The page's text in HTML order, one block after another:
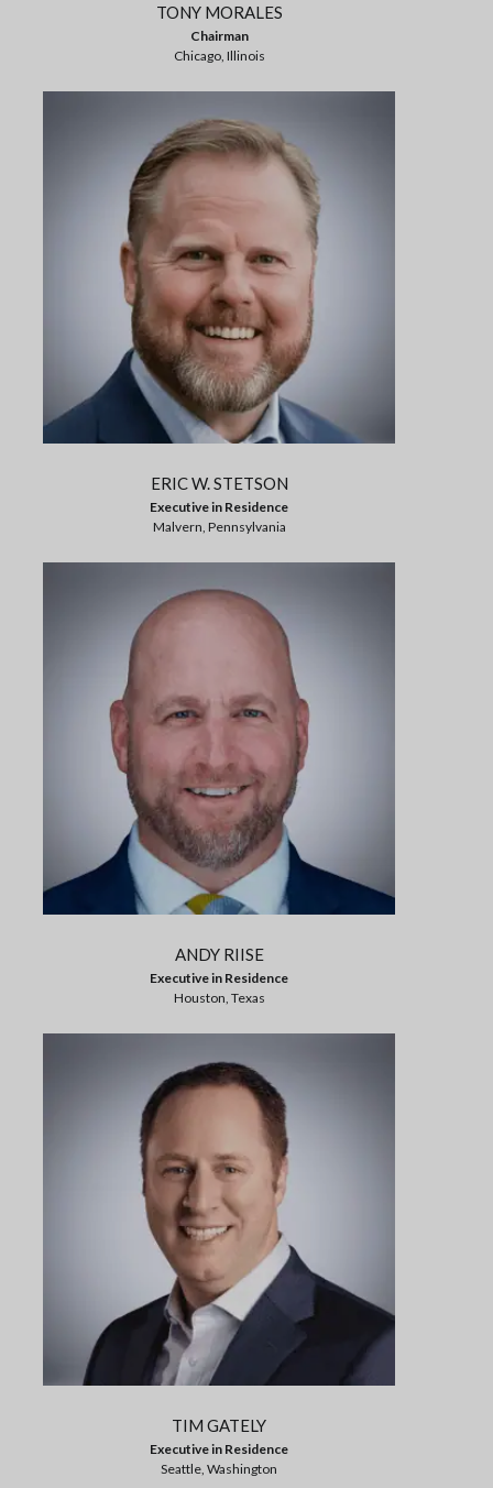
TONY MORALES
Chairman
Chicago, Illinois
ERIC W. STETSON
Executive in Residence
Malvern, Pennsylvania
ANDY RIISE
Executive in Residence
Houston, Texas
TIM GATELY
Executive in Residence
Seattle, Washington